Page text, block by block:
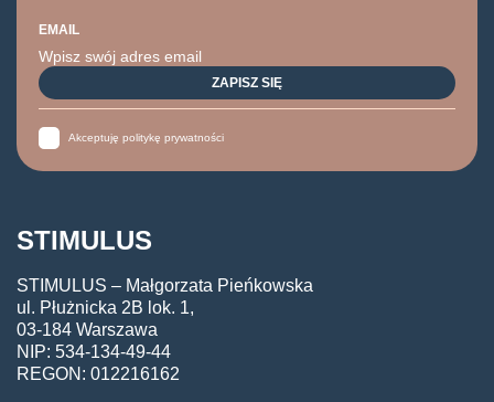
EMAIL
Akceptuję politykę prywatności
STIMULUS
STIMULUS – Małgorzata Pieńkowska
ul. Płużnicka 2B lok. 1,
03-184 Warszawa
NIP: 534-134-49-44
REGON: 012216162